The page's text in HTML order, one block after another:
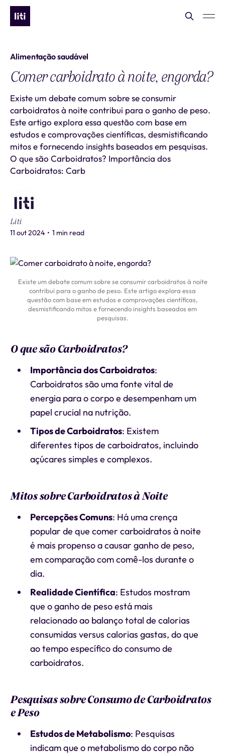
Alimentação saudável
Comer carboidrato à noite, engorda?
Existe um debate comum sobre se consumir
carboidratos à noite contribui para o ganho de peso.
Este artigo explora essa questão com base em
estudos e comprovações científicas, desmistificando
mitos e fornecendo insights baseados em pesquisas.
O que são Carboidratos? Importância dos
Carboidratos: Carb
Liti
11 out 2024 • 1 min read
Existe um debate comum sobre se consumir carboidratos à noite
contribui para o ganho de peso. Este artigo explora essa
questão com base em estudos e comprovações científicas,
desmistificando mitos e fornecendo insights baseados em
pesquisas.
O que são Carboidratos?
Importância dos Carboidratos:
Carboidratos são uma fonte vital de
energia para o corpo e desempenham um
papel crucial na nutrição.
Tipos de Carboidratos: Existem
diferentes tipos de carboidratos, incluindo
açúcares simples e complexos.
Mitos sobre Carboidratos à Noite
Percepções Comuns: Há uma crença
popular de que comer carboidratos à noite
é mais propenso a causar ganho de peso,
em comparação com comê-los durante o
dia.
Realidade Científica: Estudos mostram
que o ganho de peso está mais
relacionado ao balanço total de calorias
consumidas versus calorias gastas, do que
ao tempo específico do consumo de
carboidratos.
Pesquisas sobre Consumo de Carboidratos
e Peso
Estudos de Metabolismo: Pesquisas
indicam que o metabolismo do corpo não